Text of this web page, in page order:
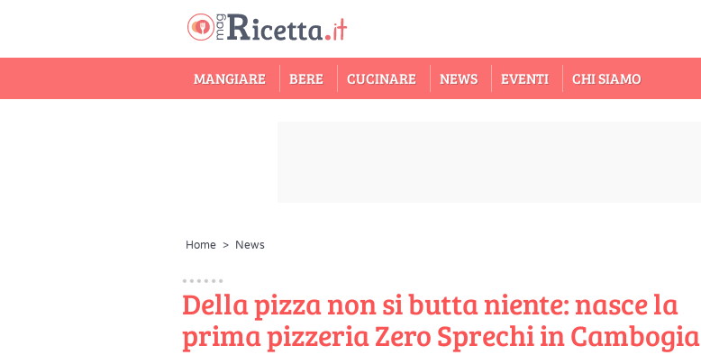
MANGIARE BERE CUCINARE NEWS EVENTI CHI SIAMO
Home > News
Della pizza non si butta niente: nasce la
prima pizzeria Zero Sprechi in Cambogia